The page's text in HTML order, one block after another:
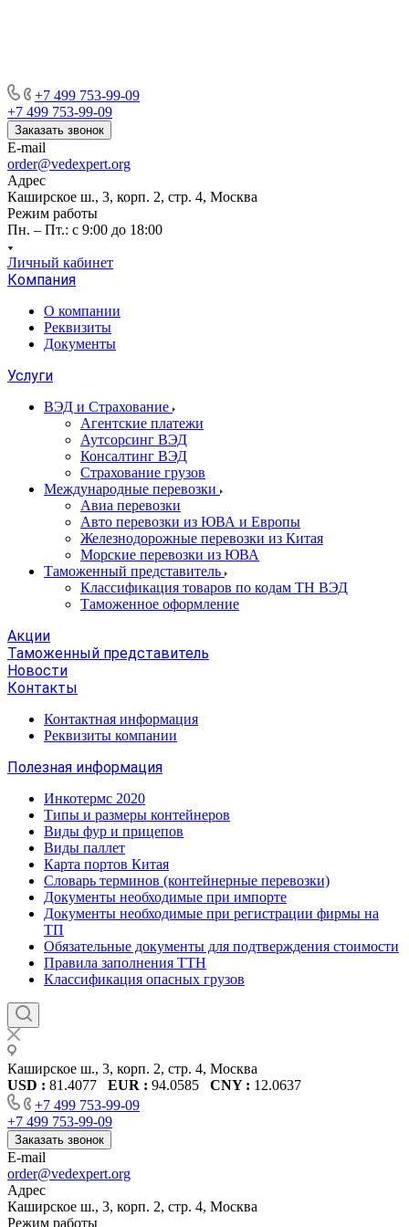
+7 499 753-99-09
+7 499 753-99-09
Заказать звонок
E-mail
order@vedexpert.org
Адрес
Каширское ш., 3, корп. 2, стр. 4, Москва
Режим работы
Пн. – Пт.: с 9:00 до 18:00
Личный кабинет
Компания
О компании
Реквизиты
Документы
Услуги
ВЭД и Страхование
Агентские платежи
Аутсорсинг ВЭД
Консалтинг ВЭД
Страхование грузов
Международные перевозки
Авиа перевозки
Авто перевозки из ЮВА и Европы
Железнодорожные перевозки из Китая
Морские перевозки из ЮВА
Таможенный представитель
Классификация товаров по кодам ТН ВЭД
Таможенное оформление
Акции
Таможенный представитель
Новости
Контакты
Контактная информация
Реквизиты компании
Полезная информация
Инкотермс 2020
Типы и размеры контейнеров
Виды фур и прицепов
Виды паллет
Карта портов Китая
Словарь терминов (контейнерные перевозки)
Документы необходимые при импорте
Документы необходимые при регистрации фирмы на
ТП
Обязательные документы для подтверждения стоимости
Правила заполнения ТТН
Классификация опасных грузов
Каширское ш., 3, корп. 2, стр. 4, Москва
USD : 81.4077 EUR : 94.0585 CNY : 12.0637
+7 499 753-99-09
+7 499 753-99-09
Заказать звонок
E-mail
order@vedexpert.org
Адрес
Каширское ш., 3, корп. 2, стр. 4, Москва
Режим работы